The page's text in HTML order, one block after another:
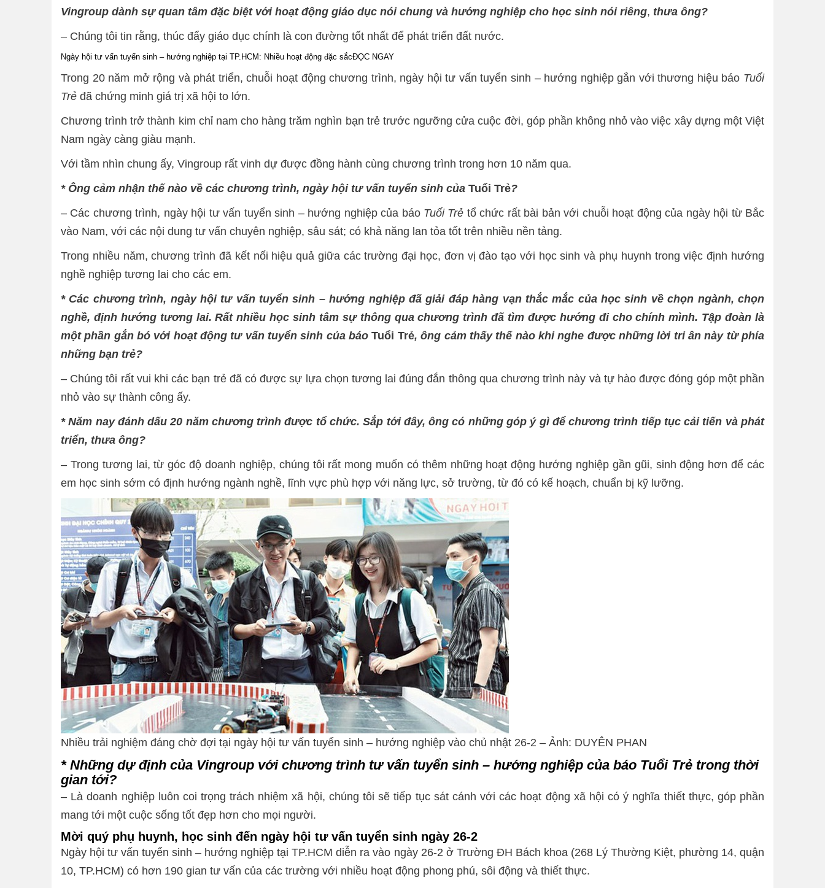
Vingroup dành sự quan tâm đặc biệt với hoạt động giáo dục nói chung và hướng nghiệp cho học sinh nói riêng, thưa ông?
– Chúng tôi tin rằng, thúc đẩy giáo dục chính là con đường tốt nhất để phát triển đất nước.
Ngày hội tư vấn tuyển sinh – hướng nghiệp tại TP.HCM: Nhiều hoạt động đặc sắcĐỌC NGAY
Trong 20 năm mở rộng và phát triển, chuỗi hoạt động chương trình, ngày hội tư vấn tuyển sinh – hướng nghiệp gắn với thương hiệu báo Tuổi
Trẻ đã chứng minh giá trị xã hội to lớn.
Chương trình trở thành kim chỉ nam cho hàng trăm nghìn bạn trẻ trước ngưỡng cửa cuộc đời, góp phần không nhỏ vào việc xây dựng một Việt
Nam ngày càng giàu mạnh.
Với tầm nhìn chung ấy, Vingroup rất vinh dự được đồng hành cùng chương trình trong hơn 10 năm qua.
* Ông cảm nhận thế nào về các chương trình, ngày hội tư vấn tuyển sinh của Tuổi Trẻ?
– Các chương trình, ngày hội tư vấn tuyển sinh – hướng nghiệp của báo Tuổi Trẻ tổ chức rất bài bản với chuỗi hoạt động của ngày hội từ Bắc
vào Nam, với các nội dung tư vấn chuyên nghiệp, sâu sát; có khả năng lan tỏa tốt trên nhiều nền tảng.
Trong nhiều năm, chương trình đã kết nối hiệu quả giữa các trường đại học, đơn vị đào tạo với học sinh và phụ huynh trong việc định hướng
nghề nghiệp tương lai cho các em.
* Các chương trình, ngày hội tư vấn tuyển sinh – hướng nghiệp đã giải đáp hàng vạn thắc mắc của học sinh về chọn ngành, chọn
nghề, định hướng tương lai. Rất nhiều học sinh tâm sự thông qua chương trình đã tìm được hướng đi cho chính mình. Tập đoàn là
một phần gắn bó với hoạt động tư vấn tuyển sinh của báoTuổi Trẻ, ông cảm thấy thế nào khi nghe được những lời tri ân này từ phía
những bạn trẻ?
– Chúng tôi rất vui khi các bạn trẻ đã có được sự lựa chọn tương lai đúng đắn thông qua chương trình này và tự hào được đóng góp một phần
nhỏ vào sự thành công ấy.
* Năm nay đánh dấu 20 năm chương trình được tổ chức. Sắp tới đây, ông có những góp ý gì để chương trình tiếp tục cải tiến và phát
triển, thưa ông?
– Trong tương lai, từ góc độ doanh nghiệp, chúng tôi rất mong muốn có thêm những hoạt động hướng nghiệp gần gũi, sinh động hơn để các
em học sinh sớm có định hướng ngành nghề, lĩnh vực phù hợp với năng lực, sở trường, từ đó có kế hoạch, chuẩn bị kỹ lưỡng.
Nhiều trải nghiệm đáng chờ đợi tại ngày hội tư vấn tuyển sinh – hướng nghiệp vào chủ nhật 26-2 – Ảnh: DUYÊN PHAN
* Những dự định của Vingroup với chương trình tư vấn tuyển sinh – hướng nghiệp của báo Tuổi Trẻ trong thời
gian tới?
– Là doanh nghiệp luôn coi trọng trách nhiệm xã hội, chúng tôi sẽ tiếp tục sát cánh với các hoạt động xã hội có ý nghĩa thiết thực, góp phần
mang tới một cuộc sống tốt đẹp hơn cho mọi người.
Mời quý phụ huynh, học sinh đến ngày hội tư vấn tuyển sinh ngày 26-2
Ngày hội tư vấn tuyển sinh – hướng nghiệp tại TP.HCM diễn ra vào ngày 26-2 ở Trường ĐH Bách khoa (268 Lý Thường Kiệt, phường 14, quận
10, TP.HCM) có hơn 190 gian tư vấn của các trường với nhiều hoạt động phong phú, sôi động và thiết thực.